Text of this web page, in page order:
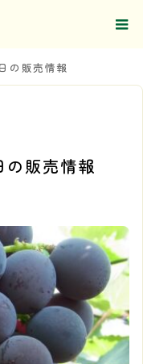
の販売情報
の販売情報